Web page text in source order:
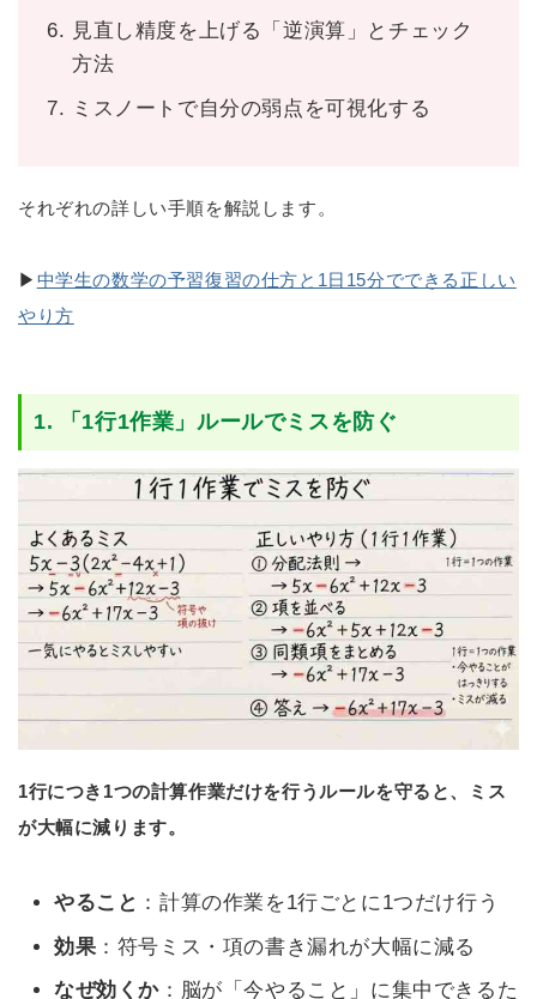
見直し精度を上げる「逆演算」とチェック
方法
ミスノートで自分の弱点を可視化する
それぞれの詳しい手順を解説します。
▶ 中学生の数学の予習復習の仕方と1日15分でできる正しい
やり方
1. 「1行1作業」ルールでミスを防ぐ
1行につき1つの計算作業だけを行うルールを守ると、ミス
が大幅に減ります。
やること ：計算の作業を1行ごとに1つだけ行う
効果 ：符号ミス・項の書き漏れが大幅に減る
なぜ効くか ：脳が「今やること」に集中できるた